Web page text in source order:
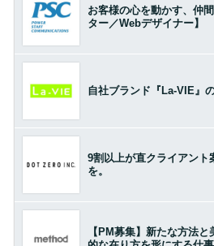
お客様の心を動かす、仲
ター／Webデザイナー】
自社ブランド『La-VIE』
9割以上が直クライアント
を。
【PM募集】新たな方法